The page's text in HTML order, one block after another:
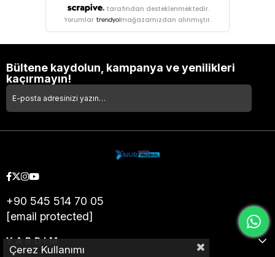
tarafından desteklenmektedir.
Yorumlar
mağazamızdan alınmıştır.
Bültene kaydolun, kampanya ve yenilikleri
kaçırmayın!
+90 545 514 70 05
[email protected]
YARDIM
Çerez Kullanımı